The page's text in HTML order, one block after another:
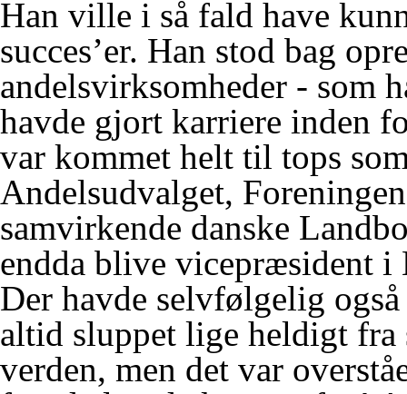
Han ville i så fald have
succes’er. Han stod bag
andelsvirksomheder - som
havde gjort karriere inden
var kommet helt til tops
Andelsudvalget,
samvirkende danske
endda blive vicepræsident i
Der havde selvfølgelig
altid sluppet lige heldigt
verden, men det var